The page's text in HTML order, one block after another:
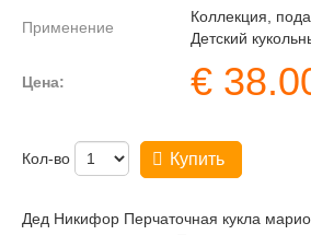
Применение
Коллекция,
Детский
Цена: €
Кол-во Купить
Дед Никифор Перчаточная кукла